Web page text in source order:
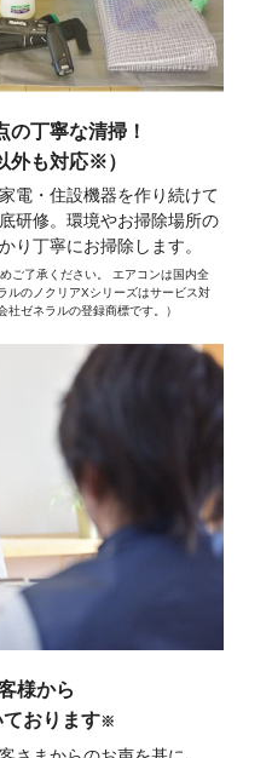
の丁寧な清掃！
外も対応※）
電・住設機器を作り続けて
研修。環境やお掃除場所の
り丁寧にお掃除します。
ご了承ください。 エアコンは国内全
ルのノクリアXシリーズはサービス対
ゼネラルの登録商標です。）
様から
おります※